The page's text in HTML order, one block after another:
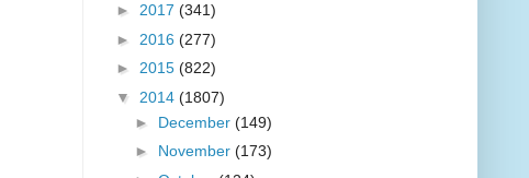
► 2017 (341)
► 2016 (277)
► 2015 (822)
▼ 2014 (1807)
► December (149)
► November (173)